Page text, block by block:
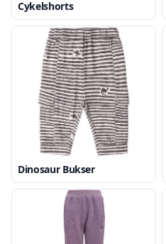
Cykelshorts
Dinosaur Bukser